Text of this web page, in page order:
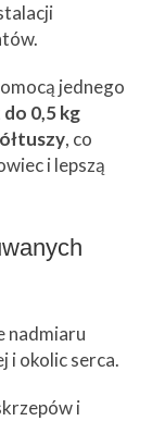
jednego
do 0,5 kg
, co
i lepszą
nadmiaru
i okolic serca.
i